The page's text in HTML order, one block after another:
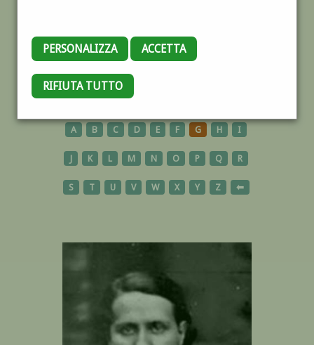
PERSONALIZZA ACCETTA
RIFIUTA TUTTO
AUTORI
A B C D E F G H I
J K L M N O P Q R
S T U V W X Y Z ⬅